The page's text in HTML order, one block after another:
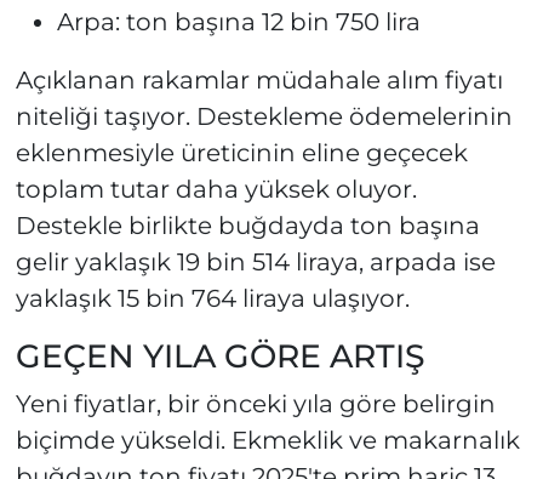
Arpa: ton başına 12 bin 750 lira
Açıklanan rakamlar müdahale alım fiyatı
niteliği taşıyor. Destekleme ödemelerinin
eklenmesiyle üreticinin eline geçecek
toplam tutar daha yüksek oluyor.
Destekle birlikte buğdayda ton başına
gelir yaklaşık 19 bin 514 liraya, arpada ise
yaklaşık 15 bin 764 liraya ulaşıyor.
GEÇEN YILA GÖRE ARTIŞ
Yeni fiyatlar, bir önceki yıla göre belirgin
biçimde yükseldi. Ekmeklik ve makarnalık